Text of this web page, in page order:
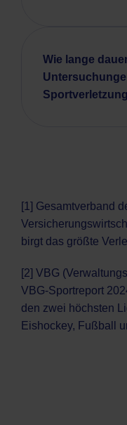
Wie lange
[1] Gesamtverband
birgt das größte
[2] VBG
VBG-Sportreport
den zwei höchsten
Eishockey, Fußball